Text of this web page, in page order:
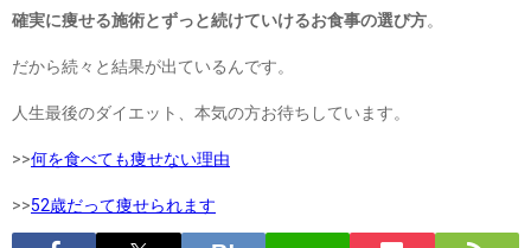
確実に痩せる施術とずっと続けていけるお食事の選び方。
だから続々と結果が出ているんです。
人生最後のダイエット、本気の方お待ちしています。
>>何を食べても痩せない理由
>>52歳だって痩せられます